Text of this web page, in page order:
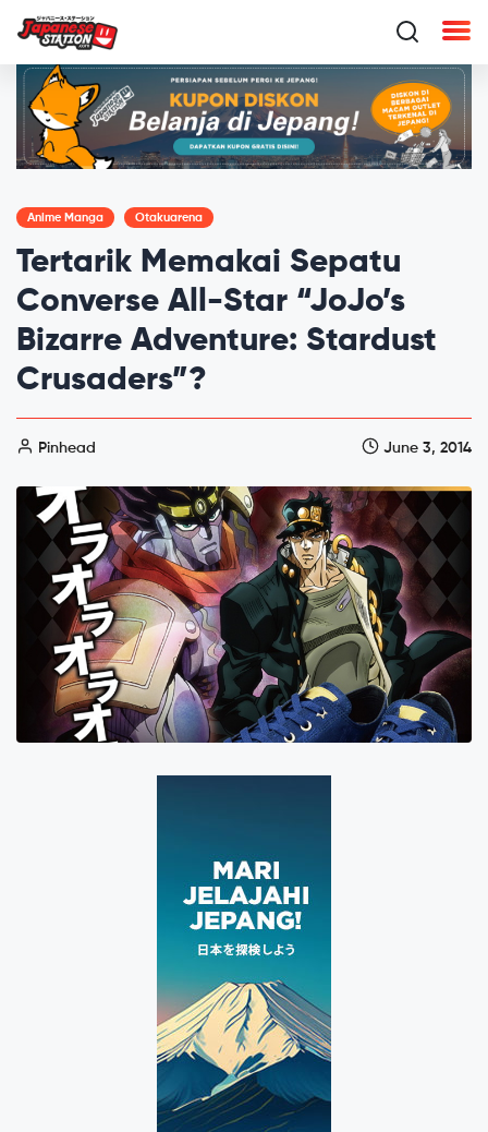
Anime Manga Otakuarena
Tertarik Memakai Sepatu
Converse All-Star “JoJo’s
Bizarre Adventure: Stardust
Crusaders”?
Pinhead June 3, 2014